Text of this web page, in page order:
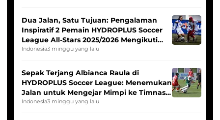
Dua Jalan, Satu Tujuan: Pengalaman
Inspiratif 2 Pemain HYDROPLUS Soccer
League All-Stars 2025/2026 Mengikuti
Seleksi Timnas Indonesia Putri
Indonesia3 minggu yang lalu
Sepak Terjang Albianca Raula di
HYDROPLUS Soccer League: Menemukan
Jalan untuk Mengejar Mimpi ke Timnas
Indonesia Putri
Indonesia3 minggu yang lalu